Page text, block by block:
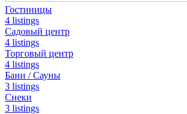
Гостиницы
4 listings
Садовый центр
4 listings
Торговый центр
4 listings
Бани / Сауны
3 listings
Снеки
3 listings